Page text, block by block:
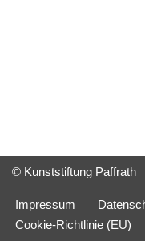
© Kunststiftung Paffrath
Impressum
Cookie-Richtlinie (EU)